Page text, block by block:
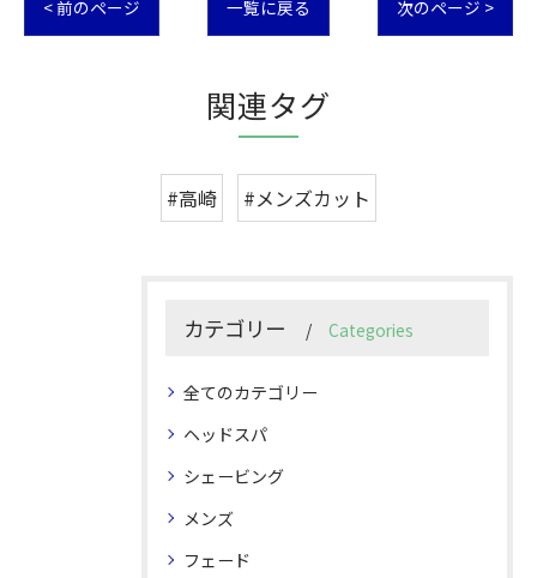
< 前のページ 一覧に戻る 次のページ >
関連タグ
#高崎 #メンズカット
カテゴリー Categories
全てのカテゴリー
ヘッドスパ
シェービング
メンズ
フェード